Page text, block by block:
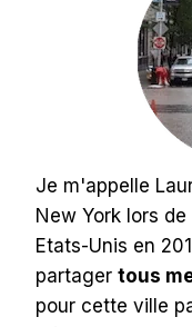
Je m'appelle
New York lors
Etats-Unis en
partager tous
pour cette ville